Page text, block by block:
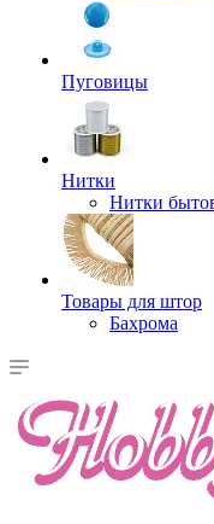
Пуговицы
Нитки
Нитки
Товары для штор
Бахрома